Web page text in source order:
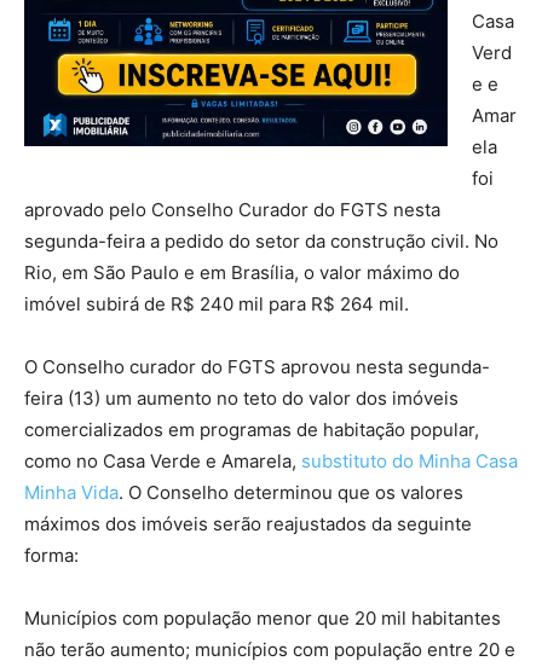
Casa
Verd
e e
Amar
ela
foi
aprovado pelo Conselho Curador do FGTS nesta
segunda-feira a pedido do setor da construção civil. No
Rio, em São Paulo e em Brasília, o valor máximo do
imóvel subirá de R$ 240 mil para R$ 264 mil.
O Conselho curador do FGTS aprovou nesta segunda-
feira (13) um aumento no teto do valor dos imóveis
comercializados em programas de habitação popular,
como no Casa Verde e Amarela, substituto do Minha Casa
Minha Vida. O Conselho determinou que os valores
máximos dos imóveis serão reajustados da seguinte
forma:
Municípios com população menor que 20 mil habitantes
não terão aumento; municípios com população entre 20 e